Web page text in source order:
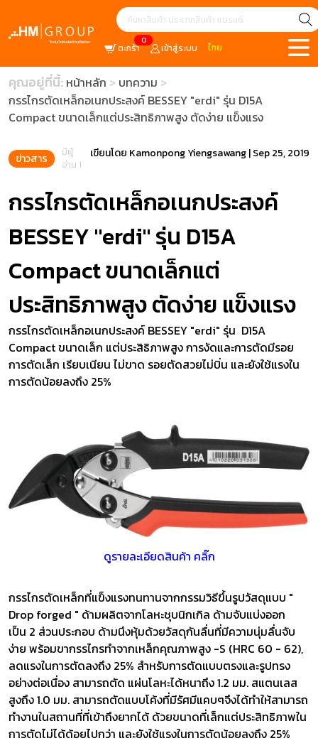
0
ตะกร้า เข้าสู่ระบบ ไทย
คุณอยู่ที่นี้: หน้าหลัก
บทความ
กรรไกรตัดเหล็กอเนกประสงค์ BESSEY "erdi" รุ่น D15A
Compact ขนาดเล็กแต่ประสิทธิภาพสูง ตัดง่าย แข็งแรง
ข่าวสาร
มีผู้
อ่าน 1
เขียนโดย Kamonpong Yiengsawang|Sep 25, 2019
กรรไกรตัดเหล็กอเนกประสงค์
BESSEY "erdi" รุ่น D15A
Compact ขนาดเล็กแต่
ประสิทธิภาพสูง ตัดง่าย แข็งแรง
กรรไกรตัดเหล็กอเนกประสงค์ BESSEY "erdi" รุ่น D15A
Compactขนาดเล็ก แต่ประสิธิภาพสูง การงัดและการตัดมีรอย
การตัดเล็ก เรียบเนียน ไม่ขาด รอยตัดสวยไม่บิ่น และยังใช้แรงใน
การตัดน้อยลงถึง 25%
ดูรายละเอียดสินค้า คลิ๊ก
กรรไกรตัดเหล็กที่แข็งแรงทนทานจากกรรมวิธีขึ้นรูปวัสดุแบบ "
Drop forged " ด้ามผลิตจากโลหะชุบนิกเกิล ด้ามจับแบ่งออก
เป็น 2 ส่วนประกอบ ด้ามนึงหุ้มด้วยวัสดุกันลื่นที่มีความนุ่มลื่นจับ
ง่าย พร้อมขากรรไกรทำจากเหล็กคุณภาพสูง -S (HRC 60 - 62),
ลดแรงในการตัดลงถึง 25% สำหรับการตัดแบบตรงและรูปทรง
อย่างต่อเนื่อง สามารถตัด แผ่นโลหะได้หนาถึง 1.2 มม. สแตนเลส
สูงถึง 1.0 มม. สามารถตัดแบบโค้งที่มีรัศมีแคบๆจึงได้ทำให้สามารถ
ทำงานในสถานที่ที่เข้าถึงยากได้ ด้วยขนาดที่เล็กแต่ประสิทธิภาพใน
การตัดไม่ได้ด้อยไปกว่า และยังใช้แรงในการตัดน้อยลงถึง 25%